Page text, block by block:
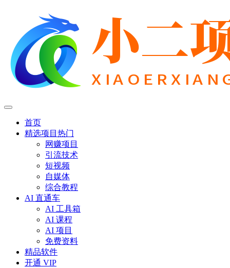
首页
精选项目 热门
网赚项目
引流技术
短视频
自媒体
综合教程
AI 直通车
AI 工具箱
AI 课程
AI 项目
免费资料
精品软件
开通 VIP